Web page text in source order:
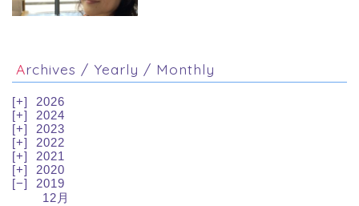
Archives / Yearly / Monthly
2026
2024
2023
2022
2021
2020
2019
12月